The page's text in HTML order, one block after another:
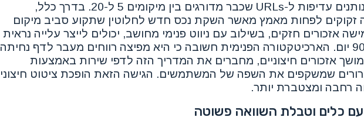
לעיתים קרובות נותנים עדיפות ל-URLs שכבר מדורגים בין מיקומים 5 ל-20. בדרך כלל,
זקוקים לפחות מאמץ מאשר השקת נכס חדש לחלוטין שתקוע סביב מיקום
אזכורים חזקים, בשילוב עם ניווט פנימי מחושב, יכולים לייצר עלייה נראית
לעין תוך 30 עד 90 יום. הארכיטקטורה הפנימית חשובה כי היא מפיצה רווחים מעבר לדף נחיתה
אזכורים חיצוניים, מחברים את המדריך הזה לדפי שירות באמצעות
ברורים שמשקפים את השפה של המשתמשים. הגישה הזאת הופכת ציטוט חיצוני
רחבה ומצטברת יותר.
כלים וטבלת השוואה פשוטה